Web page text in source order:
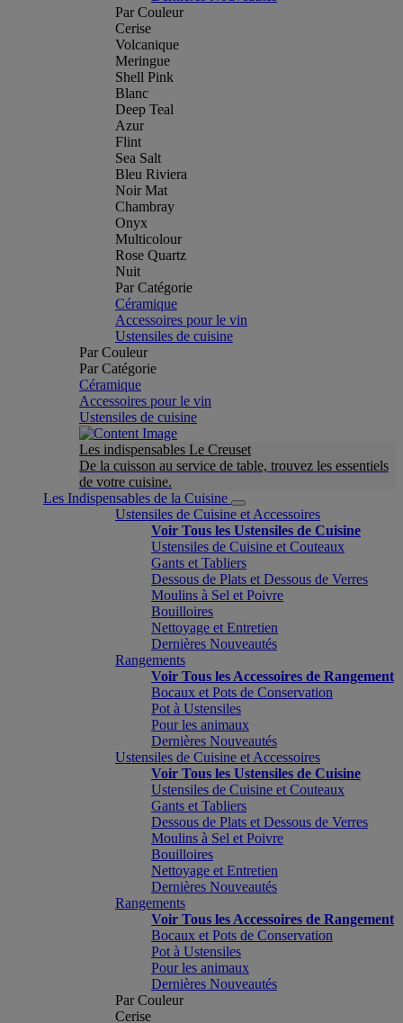
Par Couleur
Cerise
Volcanique
Meringue
Shell Pink
Blanc
Deep Teal
Azur
Flint
Sea Salt
Bleu Riviera
Noir Mat
Chambray
Onyx
Multicolour
Rose Quartz
Nuit
Par Catégorie
Céramique
Accessoires pour le vin
Ustensiles de cuisine
Par Couleur
Par Catégorie
Céramique
Accessoires pour le vin
Ustensiles de cuisine
Les indispensables Le Creuset
De la cuisson au service de table, trouvez les essentiels
de votre cuisine.
Les Indispensables de la Cuisine
Ustensiles de Cuisine et Accessoires
Voir Tous les Ustensiles de Cuisine
Ustensiles de Cuisine et Couteaux
Gants et Tabliers
Dessous de Plats et Dessous de Verres
Moulins à Sel et Poivre
Bouilloires
Nettoyage et Entretien
Dernières Nouveautés
Rangements
Voir Tous les Accessoires de Rangement
Bocaux et Pots de Conservation
Pot à Ustensiles
Pour les animaux
Dernières Nouveautés
Ustensiles de Cuisine et Accessoires
Voir Tous les Ustensiles de Cuisine
Ustensiles de Cuisine et Couteaux
Gants et Tabliers
Dessous de Plats et Dessous de Verres
Moulins à Sel et Poivre
Bouilloires
Nettoyage et Entretien
Dernières Nouveautés
Rangements
Voir Tous les Accessoires de Rangement
Bocaux et Pots de Conservation
Pot à Ustensiles
Pour les animaux
Dernières Nouveautés
Par Couleur
Cerise